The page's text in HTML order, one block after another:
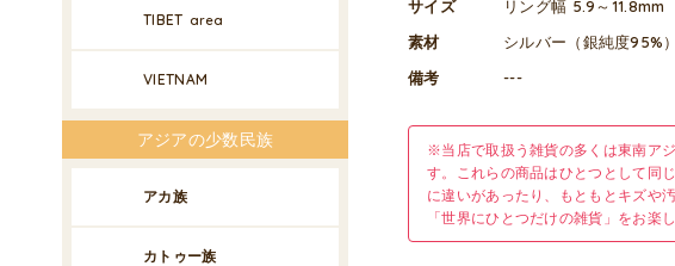
サイズ
リング幅 5.9～11.8mm
素材
シルバー（銀純度95%）
備考
---
※当店で取扱う雑貨の多くは東南ア
す。これらの商品はひとつとして同
に違いがあったり、もともとキズや
「世界にひとつだけの雑貨」をお楽
TIBET area
VIETNAM
アジアの少数民族
アカ族
カトゥー族